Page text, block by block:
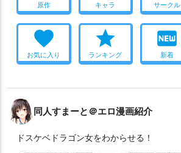
原作 キャラ サークル
favorite
お気に入り
star
ランキング
fiber_new
新着
同人すまーと＠エロ漫画紹介
ドスケベドラゴン女をわからせる！